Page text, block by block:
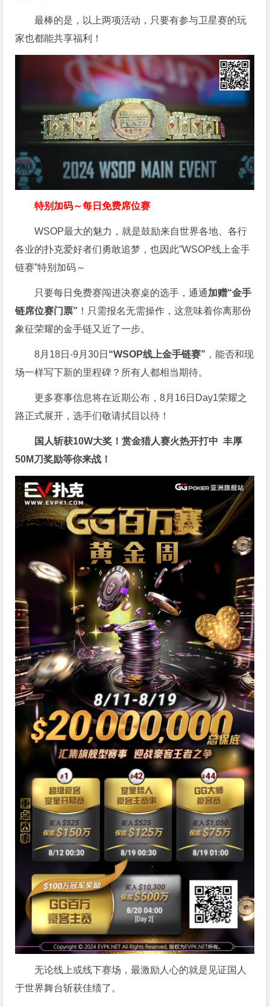
最棒的是，以上两项活动，只要有参与卫星赛的玩
家也都能共享福利！
特别加码～每日免费席位赛
WSOP最大的魅力，就是鼓励来自世界各地、各行
各业的扑克爱好者们勇敢追梦，也因此”WSOP线上金手
链赛”特别加码～
只要每日免费赛闯进决赛桌的选手，通通加赠“金手
链席位赛门票” ！只需报名无需操作，这意味着你离那份
象征荣耀的金手链又近了一步。
8月18日-9月30日 “WSOP线上金手链赛” ，能否和现
场一样写下新的里程碑？所有人都相当期待。
更多赛事信息将在近期公布，8月16日Day1荣耀之
路正式展开，选手们敬请拭目以待！
国人斩获10W大奖！赏金猎人赛火热开打中 丰厚
50M刀奖励等你来战！
无论线上或线下赛场，最激励人心的就是见证国人
于世界舞台斩获佳绩了。